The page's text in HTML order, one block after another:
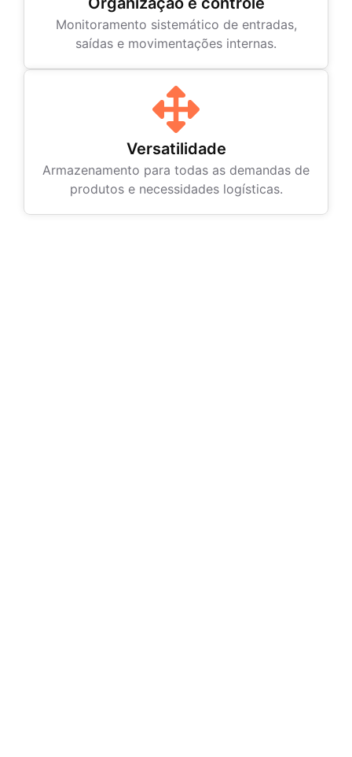
Monitoramento sistemático de entradas,
saídas e movimentações internas.
Versatilidade
Armazenamento para todas as demandas de
produtos e necessidades logísticas.